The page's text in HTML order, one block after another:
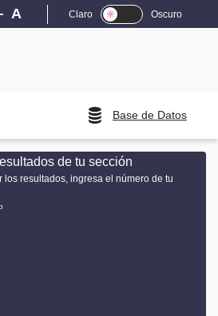
A Claro Oscuro
Base de Datos
de tu sección
resultados, ingresa el número de tu